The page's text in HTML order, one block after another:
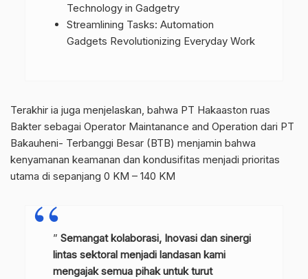
Technology in Gadgetry
Streamlining Tasks: Automation
Gadgets Revolutionizing Everyday Work
Terakhir ia juga menjelaskan, bahwa PT Hakaaston ruas
Bakter sebagai Operator Maintanance and Operation dari PT
Bakauheni- Terbanggi Besar (BTB) menjamin bahwa
kenyamanan keamanan dan kondusifitas menjadi prioritas
utama di sepanjang 0 KM – 140 KM
” Semangat kolaborasi, Inovasi dan sinergi
lintas sektoral menjadi landasan kami
mengajak semua pihak untuk turut